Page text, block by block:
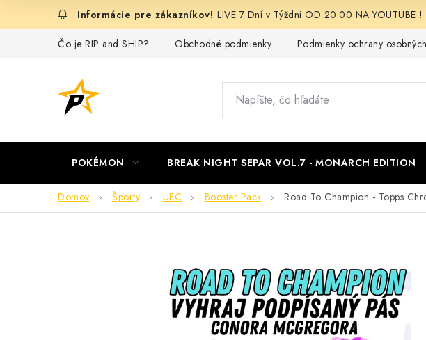
LIVE 7 Dní v Týždni OD 20:00 NA YOUTUBE !
Čo je RIP and SHIP? Obchodné podmienky Podmienky ochrany
POKÉMON BREAK NIGHT SEPAR VOL.7 - MONARCH EDITION
Domov Športy UFC Booster Pack Road To Champion - Topps